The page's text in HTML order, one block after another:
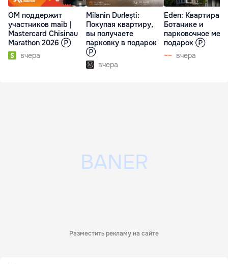
ОМ поддержит
участников maib |
Mastercard Chisinau
Marathon 2026 Ⓟ
вчера
Milanin Durlești:
Покупая квартиру,
вы получаете
парковку в подарок
Ⓟ
вчера
Eden: Квартира
Ботанике и
парковочное
подарок Ⓟ
вчера
Разместить рекламу на сайте